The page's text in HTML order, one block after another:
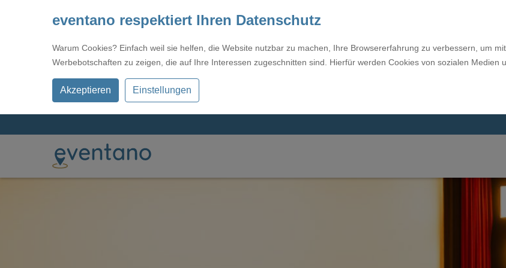
eventano respektiert Ihren Datenschutz
Warum Cookies? Einfach weil sie helfen, die Website nutzbar zu machen, Ihre Browsererfahrung zu verbessern, um
Werbebotschaften zu zeigen, die auf Ihre Interessen zugeschnitten sind. Hierfür werden Cookies von sozialen Medien
Akzeptieren Einstellungen